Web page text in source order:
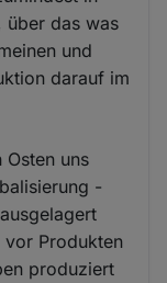
über das was
und
darauf im
uns
-
vor Produkten
produziert